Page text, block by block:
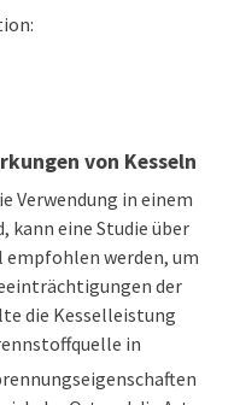
von Kesseln
Verwendung in einem
kann eine Studie über
empfohlen werden, um
der
die Kesselleistung
in